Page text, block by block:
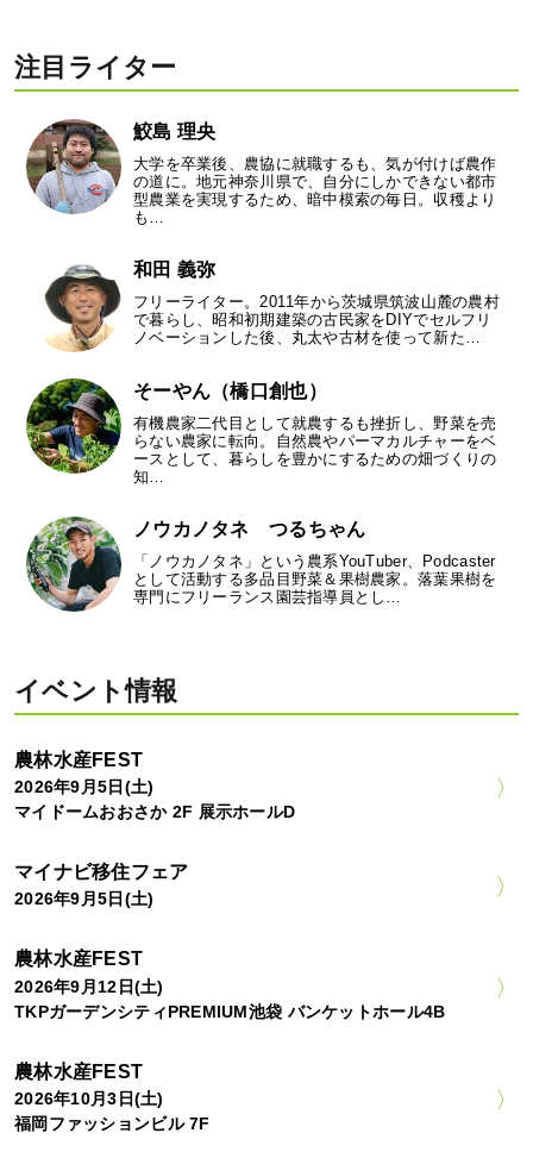
注目ライター
鮫島 理央
大学を卒業後、農協に就職するも、気が付けば農作
の道に。地元神奈川県で、自分にしかできない都市
型農業を実現するため、暗中模索の毎日。収穫より
も…
和田 義弥
フリーライター。2011年から茨城県筑波山麓の農村
で暮らし、昭和初期建築の古民家をDIYでセルフリ
ノベーションした後、丸太や古材を使って新た…
そーやん（橋口創也）
有機農家二代目として就農するも挫折し、野菜を売
らない農家に転向。自然農やパーマカルチャーをベ
ースとして、暮らしを豊かにするための畑づくりの
知…
ノウカノタネ つるちゃん
「ノウカノタネ」という農系YouTuber、Podcaster
として活動する多品目野菜＆果樹農家。落葉果樹を
専門にフリーランス園芸指導員とし…
イベント情報
農林水産FEST
2026年9月5日(土)
マイドームおおさか 2F 展示ホールD
マイナビ移住フェア
2026年9月5日(土)
農林水産FEST
2026年9月12日(土)
TKPガーデンシティPREMIUM池袋 バンケットホール4B
農林水産FEST
2026年10月3日(土)
福岡ファッションビル 7F